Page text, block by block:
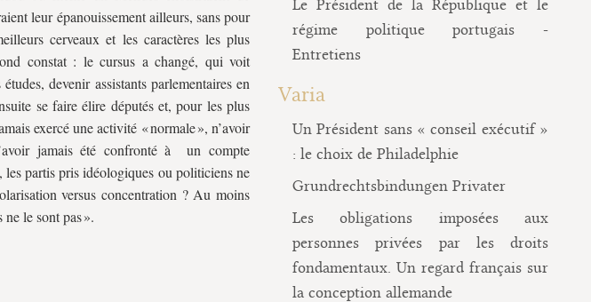
leur épanouissement ailleurs, sans pour
cerveaux et les caractères les plus
constat : le cursus a changé, qui voit
devenir assistants parlementaires en
se faire élire députés et, pour les plus
exercé une activité « normale », n’avoir
jamais été confronté à un compte
partis pris idéologiques ou politiciens ne
versus concentration ? Au moins
le sont pas ».
Le Président de la République et le
régime politique portugais -
Entretiens
Varia
Un Président sans « conseil exécutif »
: le choix de Philadelphie
Grundrechtsbindungen Privater
Les obligations imposées aux
personnes privées par les droits
fondamentaux. Un regard français sur
la conception allemande